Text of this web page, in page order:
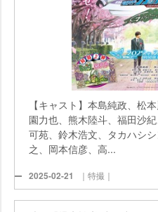
【キャスト】本島純政、松
園力也、熊木陸斗、福田沙
可苑、鈴木浩文、タカハシ
之、岡本信彦、高...
2025-02-21 ｜特撮｜